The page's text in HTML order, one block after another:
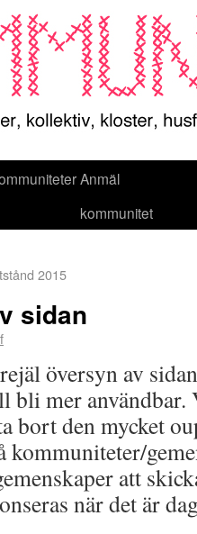
Anmäl
kommunitet
2015
sidan
översyn av
bli mer
bort den mycket
kommuniteter/
att
när det är